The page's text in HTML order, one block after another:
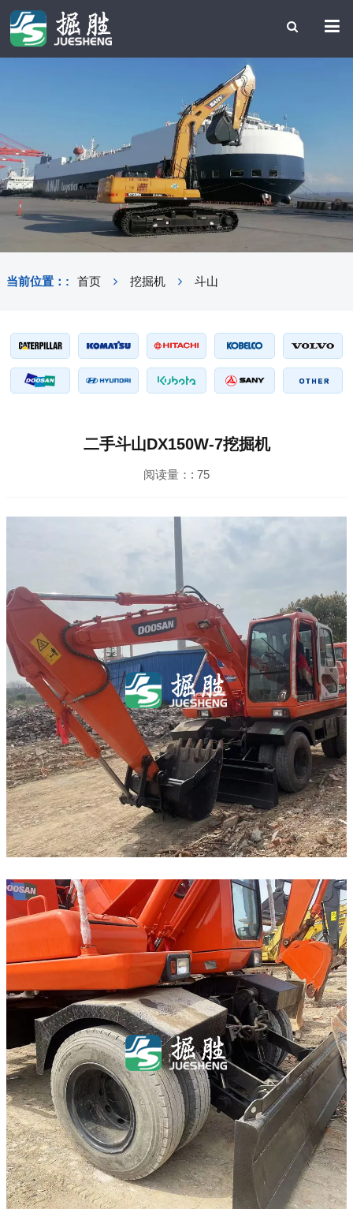
当前位置：: 首页 挖掘机 斗山
二手斗山DX150W-7挖掘机
阅读量：: 75